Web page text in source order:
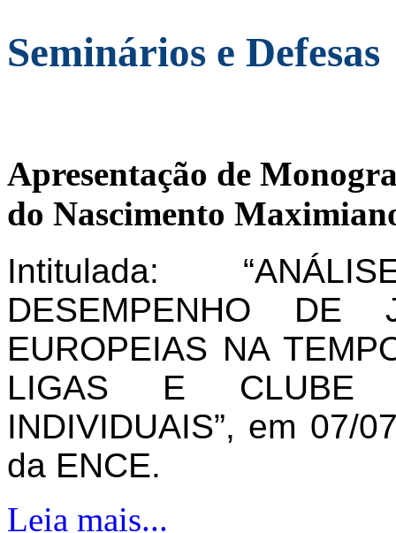
Seminários e Defesas
Apresentação de
do Nascimento
Intitulada:
DESEMPENHO DE
EUROPEIAS NA
LIGAS E CLUBE
INDIVIDUAIS”, em 07/
da ENCE.
Leia mais...